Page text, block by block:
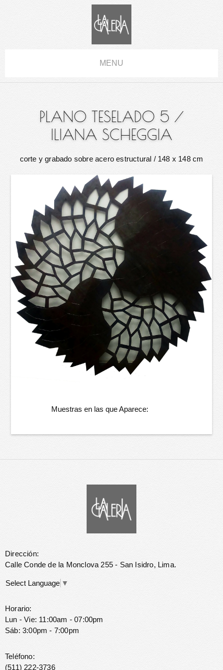
MENU
PLANO TESELADO 5 /
ILIANA SCHEGGIA
corte y grabado sobre acero estructural / 148 x 148 cm
Muestras en las que Aparece:
Dirección:
Calle Conde de la Monclova 255 - San Isidro, Lima.
Select Language ▼
Horario:
Lun - Vie: 11:00am - 07:00pm
Sáb: 3:00pm - 7:00pm
Teléfono:
(511) 222-3736